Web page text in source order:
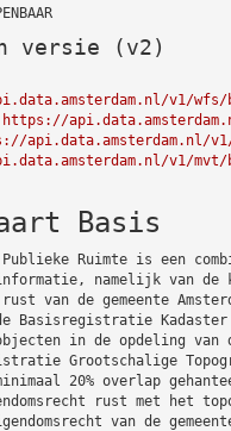
versie (v2)
v1/wfs/
https://
api.data.amsterdam.nl/
v1/
Basis
Publieke Ruimte is een
namelijk van de
rust van de gemeente
Basisregistratie Kadaster
in de opdeling van
Grootschalige
20% overlap
rust met het
van de